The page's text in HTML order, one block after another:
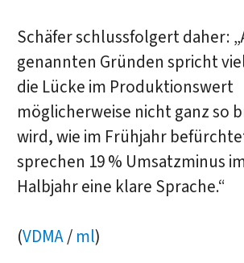
Schäfer schlussfolgert daher:
genannten Gründen spricht
die Lücke im Produktionswert
möglicherweise nicht ganz so
wird, wie im Frühjahr
sprechen 19 % Umsatzminus
Halbjahr eine klare Sprache.“
(VDMA/ ml)